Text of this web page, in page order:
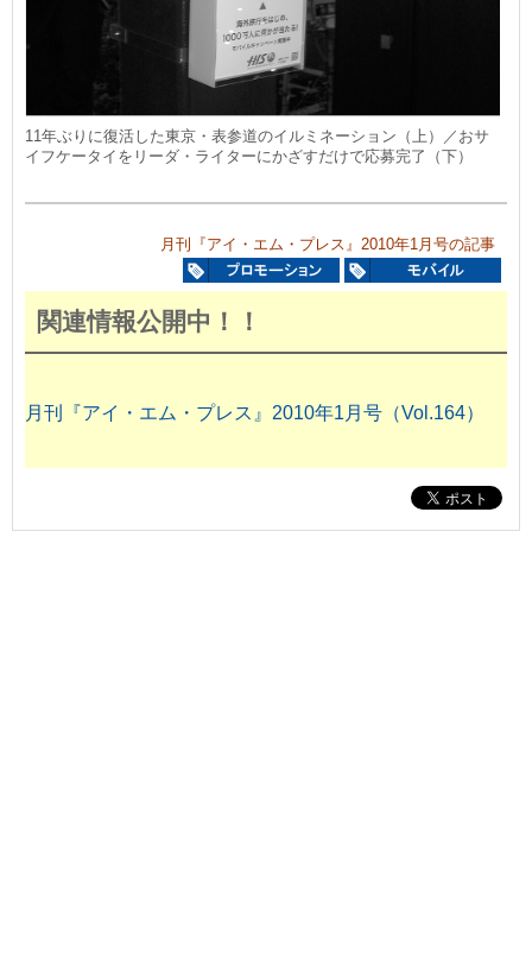
11年ぶりに復活した東京・表参道のイルミネーション（上）／おサ
イフケータイをリーダ・ライターにかざすだけで応募完了（下）
月刊『アイ・エム・プレス』2010年1月号の記事
関連情報公開中！！
月刊『アイ・エム・プレス』2010年1月号（Vol.164）